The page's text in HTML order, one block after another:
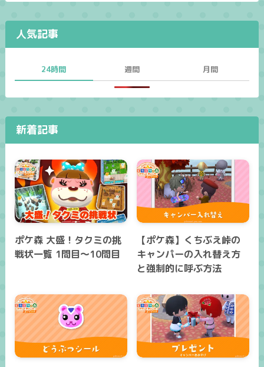
人気記事
24時間 週間 月間
新着記事
ポケ森 大盛！タクミの挑
戦状一覧 1問目～10問目
【ポケ森】くちぶえ峠の
キャンパーの入れ替え方
と強制的に呼ぶ方法